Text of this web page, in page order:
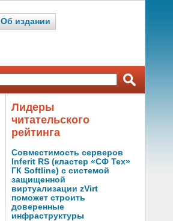
Об издании
Лидеры
читательского
рейтинга
Совместимость серверов
Inferit RS (кластер «СФ Тех»
ГК Softline) с системой
защищенной
виртуализации zVirt
поможет строить
доверенные
инфраструктуры